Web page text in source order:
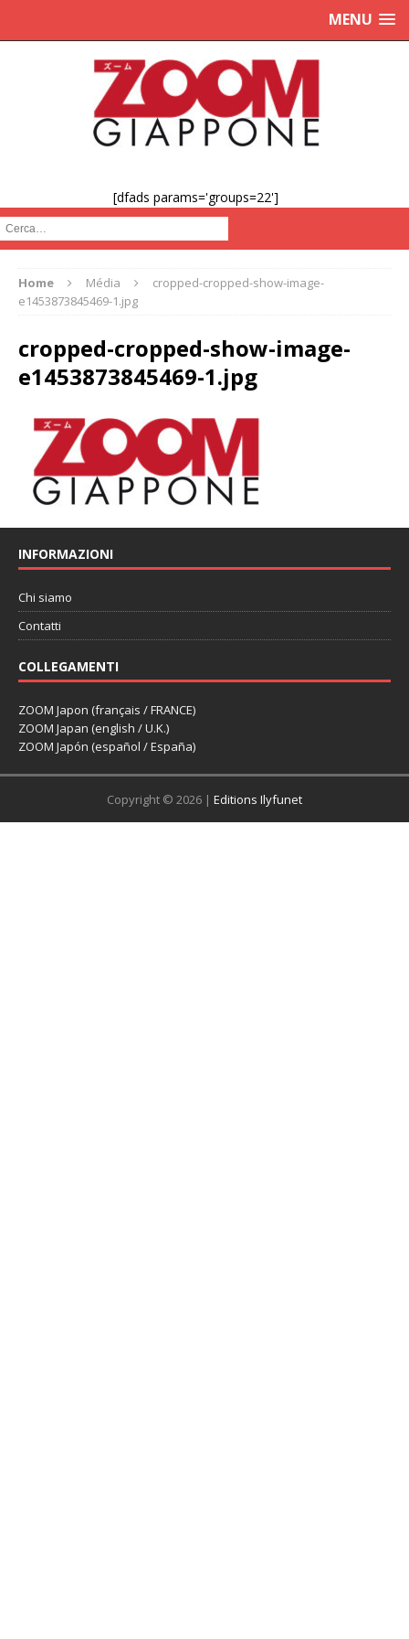
MENU
[dfads params='groups=22']
Cerca :
Home Média
cropped-cropped-show-image-
e1453873845469-1.jpg
cropped-cropped-show-image-
e1453873845469-1.jpg
INFORMAZIONI
Chi siamo
Contatti
COLLEGAMENTI
ZOOM Japon (français / FRANCE)
ZOOM Japan (english / U.K.)
ZOOM Japón (español / España)
Copyright © 2026 | Editions Ilyfunet